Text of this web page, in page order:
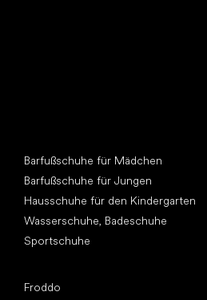
Barfußschuhe für Mädchen
Barfußschuhe für Jungen
Hausschuhe für den Kindergarten
Wasserschuhe, Badeschuhe
Sportschuhe
Froddo